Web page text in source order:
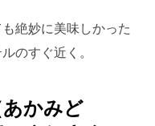
絶妙に美味しかった
のすぐ近く。
かみど